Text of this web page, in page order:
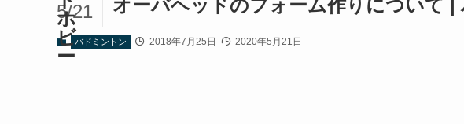
ホ
ビ
ー
オーバヘッドのフォーム作りについて |
5/21
バドミントン 2018年7月25日 2020年5月21日